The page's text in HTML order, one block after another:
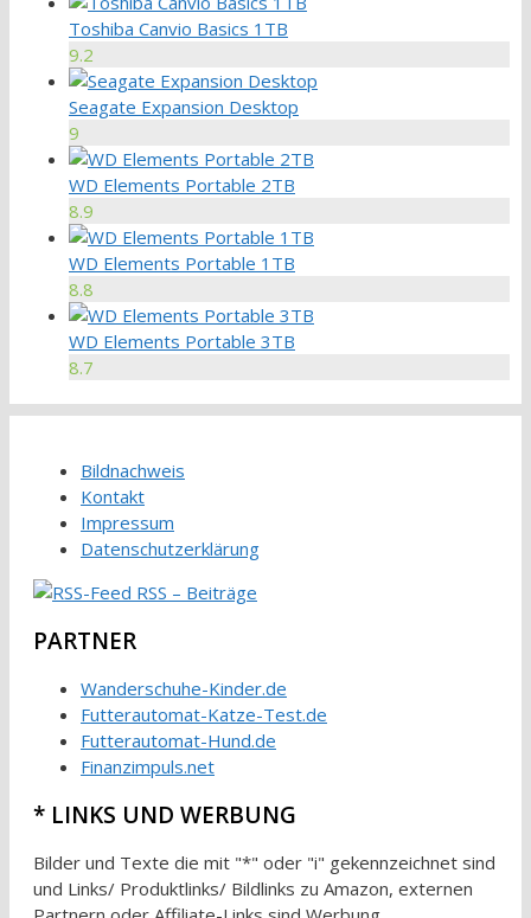
Toshiba Canvio Basics 1TB
9.2
Seagate Expansion Desktop
9
WD Elements Portable 2TB
8.9
WD Elements Portable 1TB
8.8
WD Elements Portable 3TB
8.7
Bildnachweis
Kontakt
Impressum
Datenschutzerklärung
RSS – Beiträge
PARTNER
Wanderschuhe-Kinder.de
Futterautomat-Katze-Test.de
Futterautomat-Hund.de
Finanzimpuls.net
* LINKS UND WERBUNG
Bilder und Texte die mit "*" oder "i" gekennzeichnet sind
und Links/ Produktlinks/ Bildlinks zu Amazon, externen